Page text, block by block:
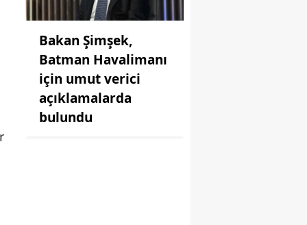
Bakan Şimşek,
Batman Havalimanı
için umut verici
açıklamalarda
bulundu